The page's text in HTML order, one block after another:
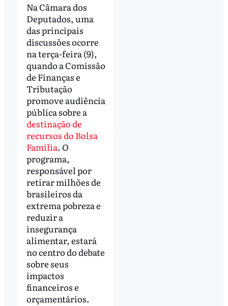
Na Câmara dos
Deputados, uma
das principais
discussões ocorre
na terça-feira (9),
quando a Comissão
de Finanças e
Tributação
promove audiência
pública sobre a
destinação de
recursos do Bolsa
Família. O
programa,
responsável por
retirar milhões de
brasileiros da
extrema pobreza e
reduzir a
insegurança
alimentar, estará
no centro do debate
sobre seus
impactos
financeiros e
orçamentários.